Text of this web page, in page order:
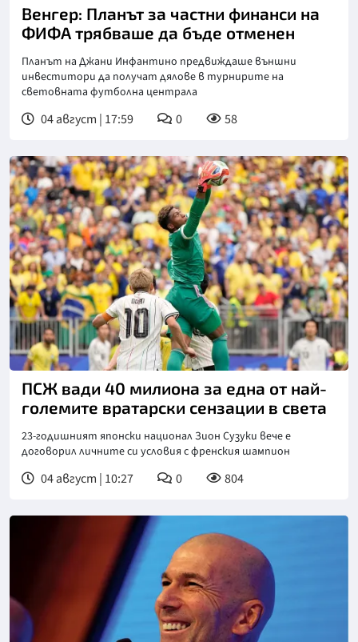
Венгер: Планът за частни финанси на
ФИФА трябваше да бъде отменен
Планът на Джани Инфантино предвиждаше външни
инвеститори да получат дялове в турнирите на
световната футболна централа
04 август | 17:59 0 58
Снимка: БТА
ПСЖ вади 40 милиона за една от най-
големите вратарски сензации в света
23-годишният японски национал Зион Сузуки вече е
договорил личните си условия с френския шампион
04 август | 10:27 0 804